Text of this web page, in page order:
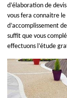
d’élaboration de
vous fera connaitre
d’accomplissement
suffit que vous
effectuons l’étude